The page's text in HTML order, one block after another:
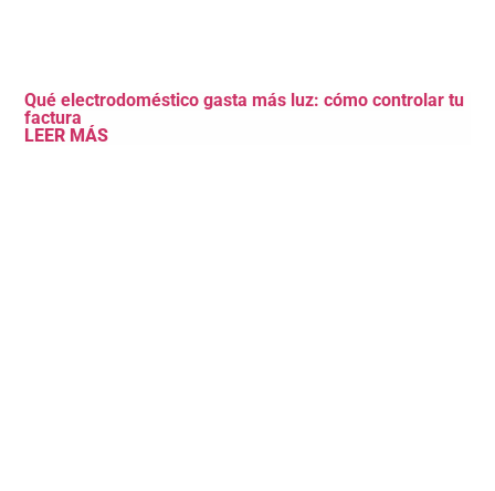
Qué electrodoméstico gasta más luz: cómo controlar tu
factura
LEER MÁS